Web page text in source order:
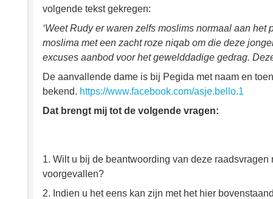
volgende tekst gekregen:
‘Weet Rudy er waren zelfs moslims normaal aan
moslima met een zacht roze niqab om die deze
excuses aanbod voor het gewelddadige gedrag.
De aanvallende dame is bij Pegida met naam en
bekend. https://www.facebook.com/asje.bello.1
Dat brengt mij tot de volgende vragen:
1. Wilt u bij de beantwoording van deze
voorgevallen?
2. Indien u het eens kan zijn met het hier